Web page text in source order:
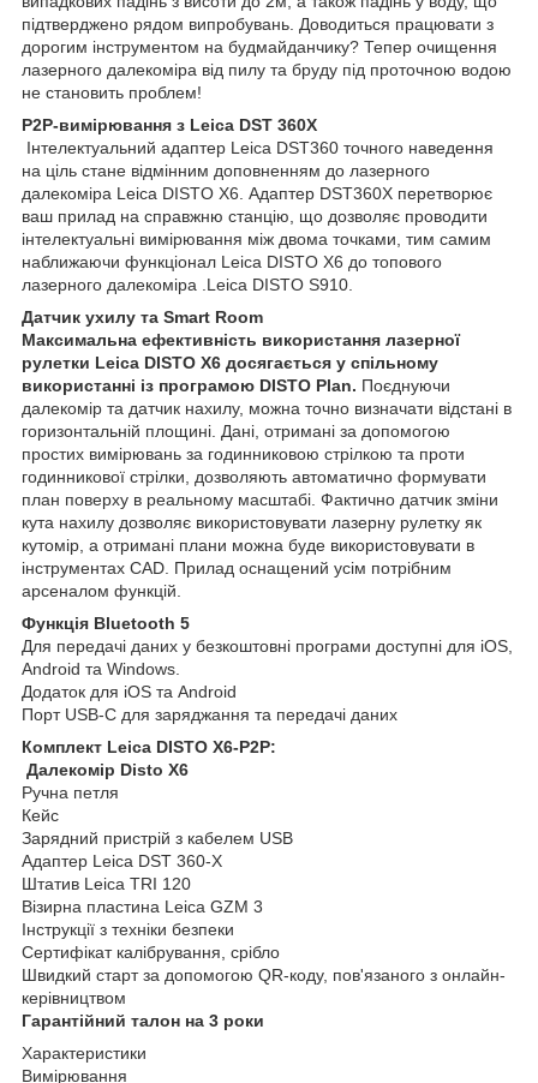
підтверджено рядом випробувань. Доводиться працювати з
дорогим інструментом на будмайданчику? Тепер очищення
лазерного далекоміра від пилу та бруду під проточною водою
не становить проблем!
P2P-вимірювання з Leica DST 360Х
Інтелектуальний адаптер Leica DST360 точного наведення
на ціль стане відмінним доповненням до лазерного
далекоміра Leica DISTO X6. Адаптер DST360Х перетворює
ваш прилад на справжню станцію, що дозволяє проводити
інтелектуальні вимірювання між двома точками, тим самим
наближаючи функціонал Leica DISTO X6 до топового
лазерного далекоміра .Leica DISTO S910.
Датчик ухилу та Smart Room
Максимальна ефективність використання лазерної
рулетки Leica DISTO X6 досягається у спільному
використанні із програмою DISTO Plan. Поєднуючи
далекомір та датчик нахилу, можна точно визначати відстані в
горизонтальній площині. Дані, отримані за допомогою
простих вимірювань за годинниковою стрілкою та проти
годинникової стрілки, дозволяють автоматично формувати
план поверху в реальному масштабі. Фактично датчик зміни
кута нахилу дозволяє використовувати лазерну рулетку як
кутомір, а отримані плани можна буде використовувати в
інструментах CAD. Прилад оснащений усім потрібним
арсеналом функцій.
Функція Bluetooth 5
Для передачі даних у безкоштовні програми доступні для iOS,
Android та Windows.
Додаток для iOS та Android
Порт USB-C для заряджання та передачі даних
Комплект Leica DISTO X6-P2P:
Далекомір Disto X6
Ручна петля
Кейс
Зарядний пристрій з кабелем USB
Адаптер Leica DST 360-X
Штатив Leica TRI 120
Візирна пластина Leica GZM 3
Інструкції з техніки безпеки
Сертифікат калібрування, срібло
Швидкий старт за допомогою QR-коду, пов'язаного з онлайн-
керівництвом
Гарантійний талон на 3 роки
Характеристики
Вимірювання